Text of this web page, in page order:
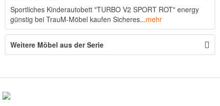
Sportliches Kinderautobett "TURBO V2 SPORT ROT" energy
günstig bei TrauM-Möbel kaufen Sicheres...mehr
Weitere Möbel aus der Serie